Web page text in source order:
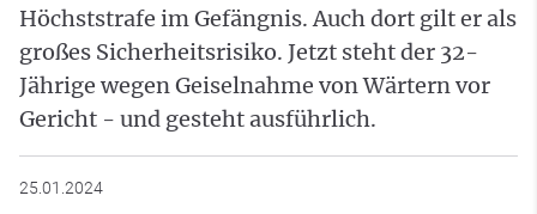
Höchststrafe im Gefängnis. Auch dort gilt er als
großes Sicherheitsrisiko. Jetzt steht der 32-
Jährige wegen Geiselnahme von Wärtern vor
Gericht - und gesteht ausführlich.
25.01.2024